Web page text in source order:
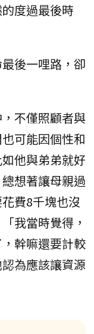
度過最後時
後一哩路，卻
不僅照顧者與
可能因個性和
他與弟弟就好
想著讓母親過
費8千塊也沒
我當時覺得，
幹嘛還要計較
為應該讓資源